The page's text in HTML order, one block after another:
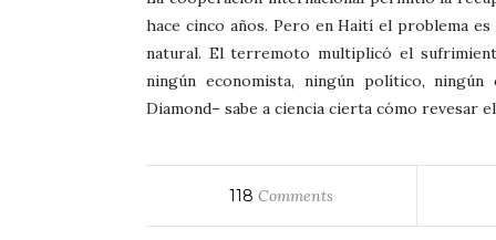
hace cinco años. Pero en Haití el problema
natural. El terremoto multiplicó el
ningún economista, ningún político,
Diamond– sabe a ciencia cierta cómo revesar
118 Comments